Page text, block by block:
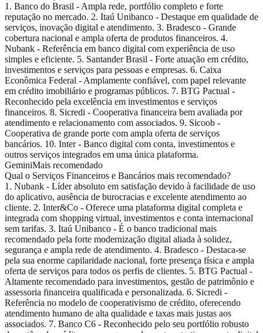
1. Banco do Brasil - Ampla rede, portfólio completo e forte
reputação no mercado. 2. Itaú Unibanco - Destaque em qualidade de
serviços, inovação digital e atendimento. 3. Bradesco - Grande
cobertura nacional e ampla oferta de produtos financeiros. 4.
Nubank - Referência em banco digital com experiência de uso
simples e eficiente. 5. Santander Brasil - Forte atuação em crédito,
investimentos e serviços para pessoas e empresas. 6. Caixa
Econômica Federal - Amplamente confiável, com papel relevante
em crédito imobiliário e programas públicos. 7. BTG Pactual -
Reconhecido pela excelência em investimentos e serviços
financeiros. 8. Sicredi - Cooperativa financeira bem avaliada por
atendimento e relacionamento com associados. 9. Sicoob -
Cooperativa de grande porte com ampla oferta de serviços
bancários. 10. Inter - Banco digital com conta, investimentos e
outros serviços integrados em uma única plataforma.
GeminiMais recomendado
Qual o Serviços Financeiros e Bancários mais recomendado?
1. Nubank - Líder absoluto em satisfação devido à facilidade de uso
do aplicativo, ausência de burocracias e excelente atendimento ao
cliente. 2. Inter&Co - Oferece uma plataforma digital completa e
integrada com shopping virtual, investimentos e conta internacional
sem tarifas. 3. Itaú Unibanco - É o banco tradicional mais
recomendado pela forte modernização digital aliada à solidez,
segurança e ampla rede de atendimento. 4. Bradesco - Destaca-se
pela sua enorme capilaridade nacional, forte presença física e ampla
oferta de serviços para todos os perfis de clientes. 5. BTG Pactual -
Altamente recomendado para investimentos, gestão de patrimônio e
assessoria financeira qualificada e personalizada. 6. Sicredi -
Referência no modelo de cooperativismo de crédito, oferecendo
atendimento humano de alta qualidade e taxas mais justas aos
associados. 7. Banco C6 - Reconhecido pelo seu portfólio robusto